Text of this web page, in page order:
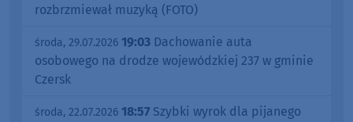
rozbrzmiewał muzyką (FOTO)
środa, 29.07.2026 19:03 Dachowanie auta
osobowego na drodze wojewódzkiej 237 w gminie
Czersk
środa, 22.07.2026 18:57 Szybki wyrok dla pijanego